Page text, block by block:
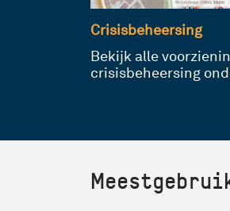
Crisisbeheersing
Bekijk alle
crisisbeheersing